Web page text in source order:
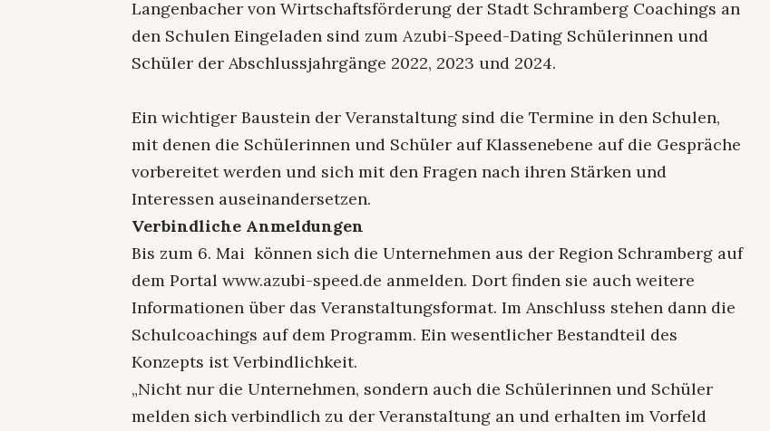
Langenbacher von Wirtschaftsförderung der Stadt Schramberg Coachings an
den Schulen Eingeladen sind zum Azubi-Speed-Dating Schülerinnen und
Schüler der Abschlussjahrgänge 2022, 2023 und 2024.
Ein wichtiger Baustein der Veranstaltung sind die Termine in den Schulen,
mit denen die Schülerinnen und Schüler auf Klassenebene auf die Gespräche
vorbereitet werden und sich mit den Fragen nach ihren Stärken und
Interessen auseinandersetzen.
Verbindliche Anmeldungen
Bis zum 6. Mai können sich die Unternehmen aus der Region Schramberg auf
dem Portal www.azubi-speed.de anmelden. Dort finden sie auch weitere
Informationen über das Veranstaltungsformat. Im Anschluss stehen dann die
Schulcoachings auf dem Programm. Ein wesentlicher Bestandteil des
Konzepts ist Verbindlichkeit.
„Nicht nur die Unternehmen, sondern auch die Schülerinnen und Schüler
melden sich verbindlich zu der Veranstaltung an und erhalten im Vorfeld